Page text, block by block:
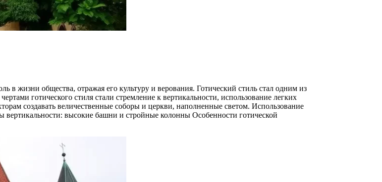
в жизни общества, отражая его культуру и верования. Готический стиль стал одним из
готического стиля стали стремление к вертикальности, использование легких
создавать величественные соборы и церкви, наполненные светом. Использование
высокие башни и стройные колонны Особенности готической